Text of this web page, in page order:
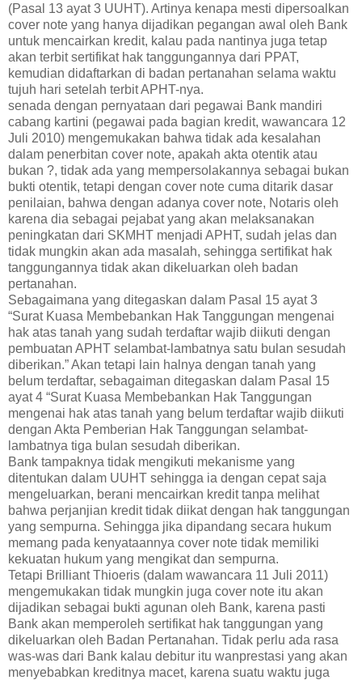
(Pasal 13 ayat 3 UUHT). Artinya kenapa mesti dipersoalkan
cover note yang hanya dijadikan pegangan awal oleh Bank
untuk mencairkan kredit, kalau pada nantinya juga tetap
akan terbit sertifikat hak tanggungannya dari PPAT,
kemudian didaftarkan di badan pertanahan selama waktu
tujuh hari setelah terbit APHT-nya.
senada dengan pernyataan dari pegawai Bank mandiri
cabang kartini (pegawai pada bagian kredit, wawancara 12
Juli 2010) mengemukakan bahwa tidak ada kesalahan
dalam penerbitan cover note, apakah akta otentik atau
bukan ?, tidak ada yang mempersolakannya sebagai bukan
bukti otentik, tetapi dengan cover note cuma ditarik dasar
penilaian, bahwa dengan adanya cover note, Notaris oleh
karena dia sebagai pejabat yang akan melaksanakan
peningkatan dari SKMHT menjadi APHT, sudah jelas dan
tidak mungkin akan ada masalah, sehingga sertifikat hak
tanggungannya tidak akan dikeluarkan oleh badan
pertanahan.
Sebagaimana yang ditegaskan dalam Pasal 15 ayat 3
“Surat Kuasa Membebankan Hak Tanggungan mengenai
hak atas tanah yang sudah terdaftar wajib diikuti dengan
pembuatan APHT selambat-lambatnya satu bulan sesudah
diberikan.” Akan tetapi lain halnya dengan tanah yang
belum terdaftar, sebagaiman ditegaskan dalam Pasal 15
ayat 4 “Surat Kuasa Membebankan Hak Tanggungan
mengenai hak atas tanah yang belum terdaftar wajib diikuti
dengan Akta Pemberian Hak Tanggungan selambat-
lambatnya tiga bulan sesudah diberikan.
Bank tampaknya tidak mengikuti mekanisme yang
ditentukan dalam UUHT sehingga ia dengan cepat saja
mengeluarkan, berani mencairkan kredit tanpa melihat
bahwa perjanjian kredit tidak diikat dengan hak tanggungan
yang sempurna. Sehingga jika dipandang secara hukum
memang pada kenyataannya cover note tidak memiliki
kekuatan hukum yang mengikat dan sempurna.
Tetapi Brilliant Thioeris (dalam wawancara 11 Juli 2011)
mengemukakan tidak mungkin juga cover note itu akan
dijadikan sebagai bukti agunan oleh Bank, karena pasti
Bank akan memperoleh sertifikat hak tanggungan yang
dikeluarkan oleh Badan Pertanahan. Tidak perlu ada rasa
was-was dari Bank kalau debitur itu wanprestasi yang akan
menyebabkan kreditnya macet, karena suatu waktu juga